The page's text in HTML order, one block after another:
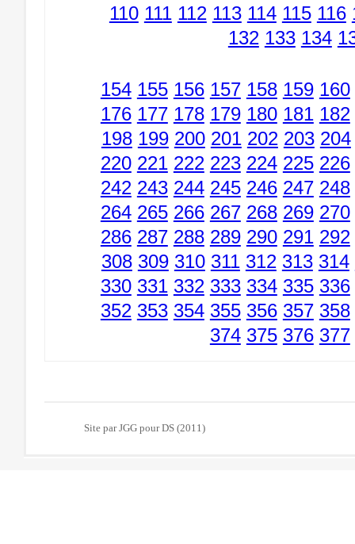
110 111 112 113 114 115 116
132 133 134
154 155 156 157 158 159 160
176 177 178 179 180 181 182
198 199 200 201 202 203 204
220 221 222 223 224 225 226
242 243 244 245 246 247 248
264 265 266 267 268 269 270
286 287 288 289 290 291 292
308 309 310 311 312 313 314
330 331 332 333 334 335 336
352 353 354 355 356 357 358
374 375 376 377
Site par JGG pour DS (2011)